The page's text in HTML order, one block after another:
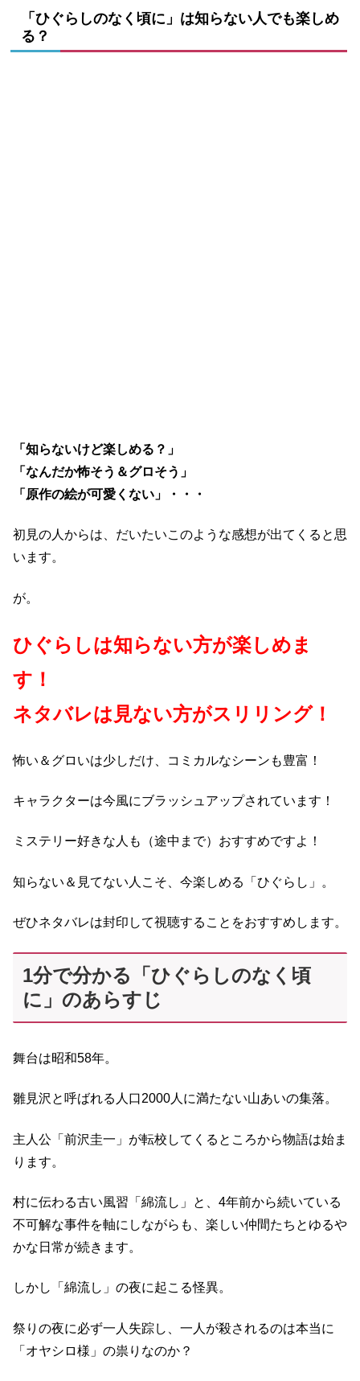
「ひぐらしのなく頃に」は知らない人でも楽しめ
る？
「知らないけど楽しめる？」
「なんだか怖そう＆グロそう」
「原作の絵が可愛くない」・・・
初見の人からは、だいたいこのような感想が出てくると思
います。
が。
ひぐらしは知らない方が楽しめま
す！
ネタバレは見ない方がスリリング！
怖い＆グロいは少しだけ、コミカルなシーンも豊富！
キャラクターは今風にブラッシュアップされています！
ミステリー好きな人も（途中まで）おすすめですよ！
知らない＆見てない人こそ、今楽しめる「ひぐらし」。
ぜひネタバレは封印して視聴することをおすすめします。
1分で分かる「ひぐらしのなく頃
に」のあらすじ
舞台は昭和58年。
雛見沢と呼ばれる人口2000人に満たない山あいの集落。
主人公「前沢圭一」が転校してくるところから物語は始ま
ります。
村に伝わる古い風習「綿流し」と、4年前から続いている
不可解な事件を軸にしながらも、楽しい仲間たちとゆるや
かな日常が続きます。
しかし「綿流し」の夜に起こる怪異。
祭りの夜に必ず一人失踪し、一人が殺されるのは本当に
「オヤシロ様」の祟りなのか？